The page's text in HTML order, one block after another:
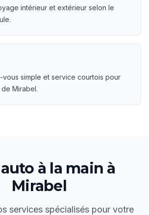
intérieur et extérieur selon le
simple et service courtois pour
Mirabel.
à la main à
Mirabel
services spécialisés pour votre